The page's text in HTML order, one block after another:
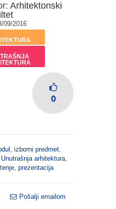
Arhitektonski
09/2016
0
, izborni predmet,
arhitektura,
, prezentacija
Pošalji emailom